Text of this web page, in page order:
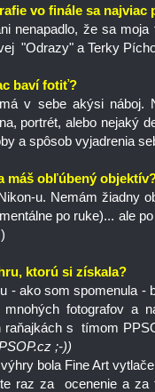
vo finále sa najviac
nenapadlo, že sa
"Odrazy" a Terky
baví fotiť?
v sebe akýsi náboj.
portrét, alebo nejaký
a spôsob vyjadrenia
máš obľúbený
u. Nemám žiadny
po ruke)... ale
ktorú si získala?
- ako som spomenula -
fotografov a
raňajkách s tímom
;-))
bola Fine Art
raz za ocenenie a